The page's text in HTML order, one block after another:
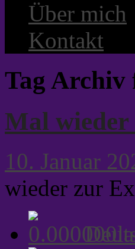
Über mich
Kontakt
Tag Archiv
Mal
10. Januar
wieder zur